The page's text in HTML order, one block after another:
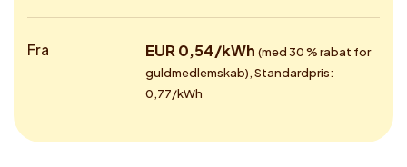
Fra EUR 0,54/kWh (med 30 % rabat for
guldmedlemskab), Standardpris:
0,77/kWh